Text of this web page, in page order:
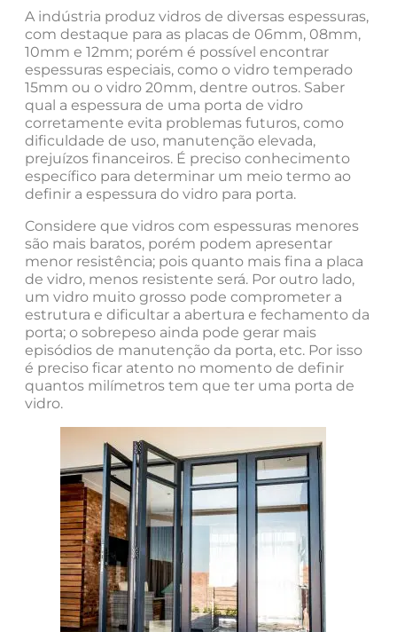
A indústria produz vidros de diversas espessuras,
com destaque para as placas de 06mm, 08mm,
10mm e 12mm; porém é possível encontrar
espessuras especiais, como o vidro temperado
15mm ou o vidro 20mm, dentre outros. Saber
qual a espessura de uma porta de vidro
corretamente evita problemas futuros, como
dificuldade de uso, manutenção elevada,
prejuízos financeiros. É preciso conhecimento
específico para determinar um meio termo ao
definir a espessura do vidro para porta.
Considere que vidros com espessuras menores
são mais baratos, porém podem apresentar
menor resistência; pois quanto mais fina a placa
de vidro, menos resistente será. Por outro lado,
um vidro muito grosso pode comprometer a
estrutura e dificultar a abertura e fechamento da
porta; o sobrepeso ainda pode gerar mais
episódios de manutenção da porta, etc. Por isso
é preciso ficar atento no momento de definir
quantos milímetros tem que ter uma porta de
vidro.